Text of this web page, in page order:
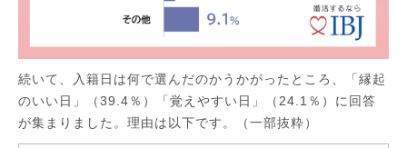
続いて、入籍日は何で選んだのかうかがったところ、「縁起
のいい日」（39.4％）「覚えやすい日」（24.1％）に回答
が集まりました。理由は以下です。（一部抜粋）